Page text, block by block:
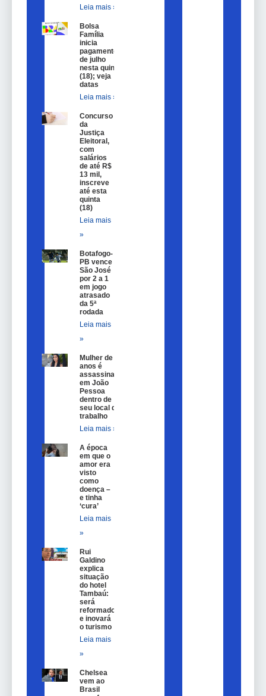
Leia mais »
Bolsa
Família
inicia
pagamentos
de julho
nesta quinta
(18); veja
datas
Leia mais »
Concurso
da
Justiça
Eleitoral,
com
salários
de até R$
13 mil,
inscreve
até esta
quinta
(18)
Leia mais
»
Botafogo-
PB vence
São José
por 2 a 1
em jogo
atrasado
da 5ª
rodada
Leia mais
»
Mulher de 25
anos é
assassinada
em João
Pessoa
dentro de
seu local de
trabalho
Leia mais »
A época
em que o
amor era
visto
como
doença –
e tinha
‘cura’
Leia mais
»
Rui
Galdino
explica
situação
do hotel
Tambaú:
será
reformado
e inovará
o turismo
Leia mais
»
Chelsea
vem ao
Brasil